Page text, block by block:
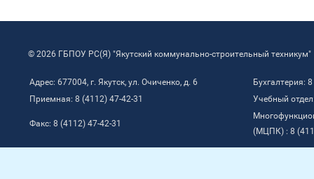
© 2026 ГБПОУ РС(Я) "Якутский коммунально-строительный техникум"
Адрес: 677004, г. Якутск, ул. Очиченко, д. 6
Бухгалтерия:
Приемная: 8 (4112) 47-42-31
Учебный
Факс: 8 (4112) 47-42-31
(МЦПК) : 8